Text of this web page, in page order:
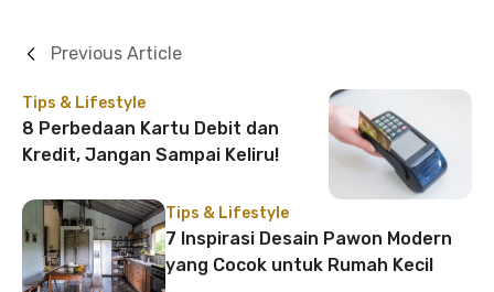
Tips & Lifestyle
8 Perbedaan Kartu Debit dan
Kredit, Jangan Sampai Keliru!
Previous Article
Tips & Lifestyle
7 Inspirasi Desain Pawon Modern
yang Cocok untuk Rumah Kecil